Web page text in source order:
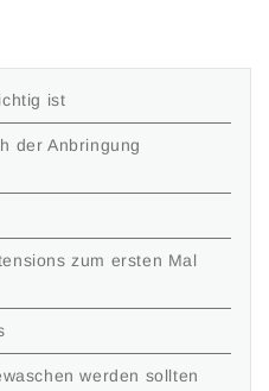
ist
der Anbringung
zum ersten Mal
werden sollten